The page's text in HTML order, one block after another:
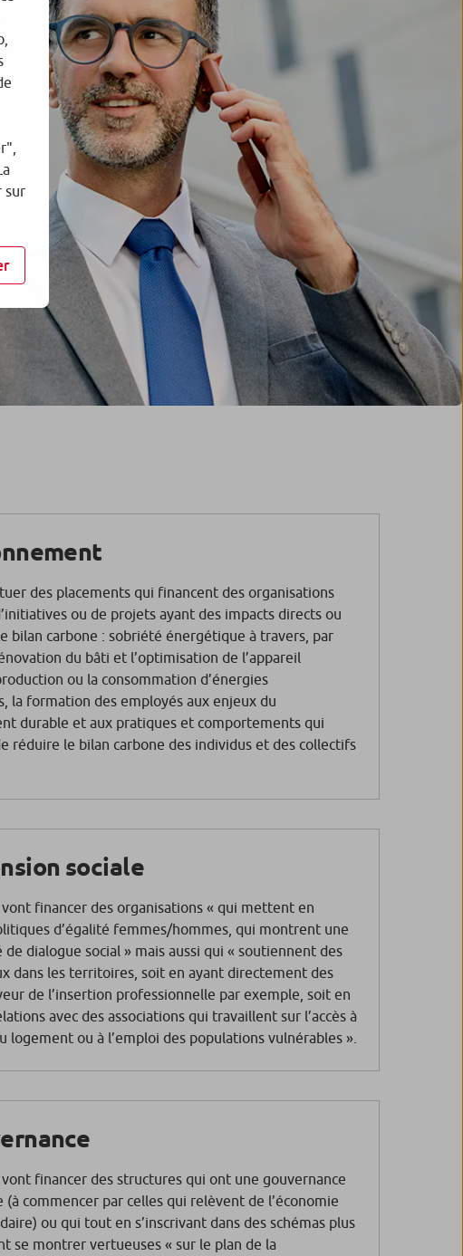
des placements qui financent des organisations
ou de projets ayant des impacts directs ou
bilan carbone : sobriété énergétique à travers, par
du bâti et l’optimisation de l’appareil
ou la consommation d’énergies
la formation des employés aux enjeux du
durable et aux pratiques et comportements qui
réduire le bilan carbone des individus et des collectifs
sociale
vont financer des organisations « qui mettent en
d’égalité femmes/hommes, qui montrent une
de dialogue social » mais aussi qui « soutiennent des
dans les territoires, soit en ayant directement des
de l’insertion professionnelle par exemple, soit en
avec des associations qui travaillent sur l’accès à
logement ou à l’emploi des populations vulnérables ».
vont financer des structures qui ont une gouvernance
(à commencer par celles qui relèvent de l’économie
ou qui tout en s’inscrivant dans des schémas plus
se montrer vertueuses « sur le plan de la
sur